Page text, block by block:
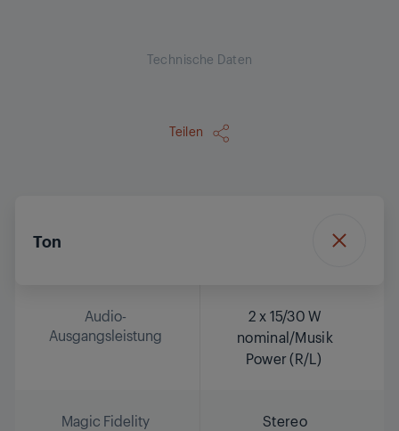
Technische Daten
Teilen
Ton
Audio-
Ausgangsleistung
2 x 15/30 W
nominal/Musik
Power (R/L)
Magic Fidelity Stereo